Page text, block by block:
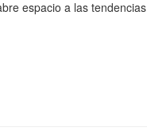
espacio a las